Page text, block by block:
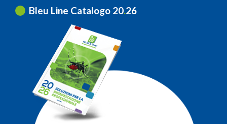
Bleu Line Catalogo 20.26